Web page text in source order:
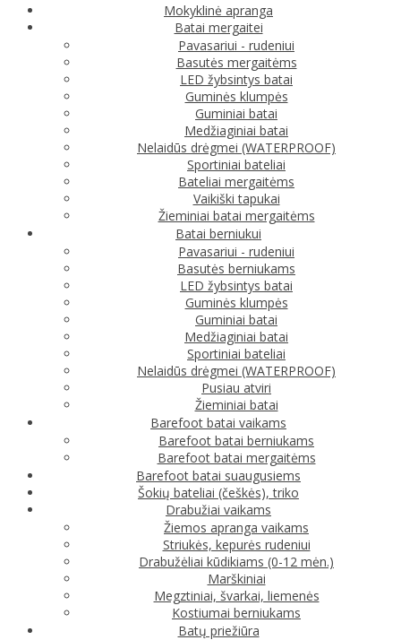
Mokyklinė apranga
Batai mergaitei
Pavasariui - rudeniui
Basutės mergaitėms
LED žybsintys batai
Guminės klumpės
Guminiai batai
Medžiaginiai batai
Nelaidūs drėgmei (WATERPROOF)
Sportiniai bateliai
Bateliai mergaitėms
Vaikiški tapukai
Žieminiai batai mergaitėms
Batai berniukui
Pavasariui - rudeniui
Basutės berniukams
LED žybsintys batai
Guminės klumpės
Guminiai batai
Medžiaginiai batai
Sportiniai bateliai
Nelaidūs drėgmei (WATERPROOF)
Pusiau atviri
Žieminiai batai
Barefoot batai vaikams
Barefoot batai berniukams
Barefoot batai mergaitėms
Barefoot batai suaugusiems
Šokių bateliai (češkės), triko
Drabužiai vaikams
Žiemos apranga vaikams
Striukės, kepurės rudeniui
Drabužėliai kūdikiams (0-12 mėn.)
Marškiniai
Megztiniai, švarkai, liemenės
Kostiumai berniukams
Batų priežiūra